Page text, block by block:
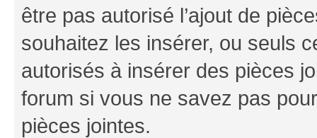
être pas autorisé l’ajout de
souhaitez les insérer, ou seuls
autorisés à insérer des pièces
forum si vous ne savez pas
pièces jointes.